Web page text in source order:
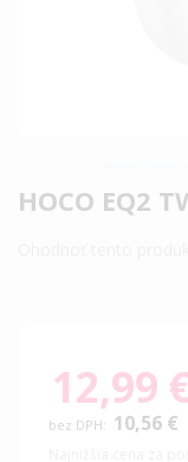
HOCO EQ2
12,99
10,56 €
Preskočiť